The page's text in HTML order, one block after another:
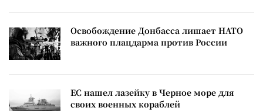
Освобождение Донбасса лишает НАТО
важного плацдарма против России
ЕС нашел лазейку в Черное море для
своих военных кораблей